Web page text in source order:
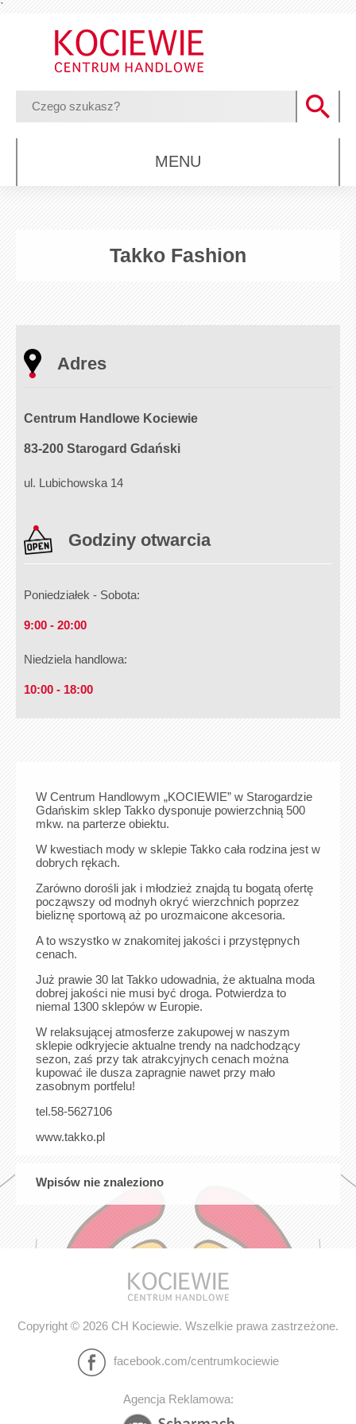
`
MENU
Takko Fashion
Adres
Centrum Handlowe Kociewie
83-200 Starogard Gdański
ul. Lubichowska 14
Godziny otwarcia
Poniedziałek - Sobota:
9:00 - 20:00
Niedziela handlowa:
10:00 - 18:00
W Centrum Handlowym „KOCIEWIE” w Starogardzie
Gdańskim sklep Takko dysponuje powierzchnią 500
mkw. na parterze obiektu.
W kwestiach mody w sklepie Takko cała rodzina jest w
dobrych rękach.
Zarówno dorośli jak i młodzież znajdą tu bogatą ofertę
począwszy od modnyh okryć wierzchnich poprzez
bieliznę sportową aż po urozmaicone akcesoria.
A to wszystko w znakomitej jakości i przystępnych
cenach.
Już prawie 30 lat Takko udowadnia, że aktualna moda
dobrej jakości nie musi być droga. Potwierdza to
niemal 1300 sklepów w Europie.
W relaksującej atmosferze zakupowej w naszym
sklepie odkryjecie aktualne trendy na nadchodzący
sezon, zaś przy tak atrakcyjnych cenach można
kupować ile dusza zapragnie nawet przy mało
zasobnym portfelu!
tel.58-5627106
www.takko.pl
Wpisów nie znaleziono
Copyright © 2026 CH Kociewie. Wszelkie prawa zastrzeżone.
facebook.com/centrumkociewie
Agencja Reklamowa: